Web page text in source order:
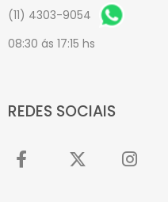
(11) 4303-9054
08:30 ás 17:15 hs
REDES SOCIAIS